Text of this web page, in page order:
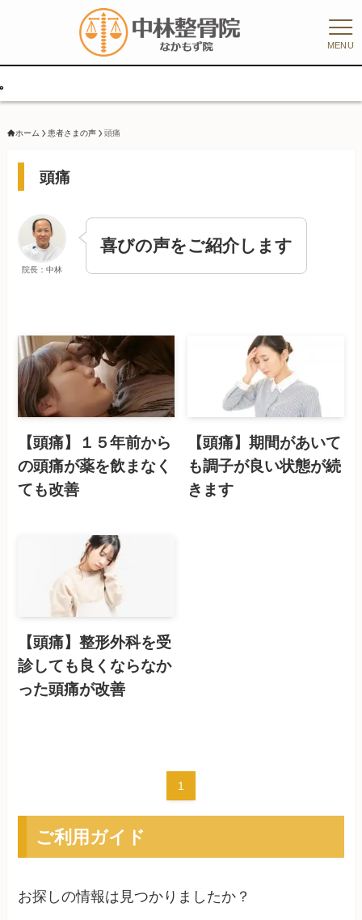
MENU
ホーム 患者さまの声 頭痛
頭痛
院長：中林
喜びの声をご紹介します
【頭痛】１５年前から
の頭痛が薬を飲まなく
ても改善
【頭痛】期間があいて
も調子が良い状態が続
きます
【頭痛】整形外科を受
診しても良くならなか
った頭痛が改善
1
ご利用ガイド
お探しの情報は見つかりましたか？